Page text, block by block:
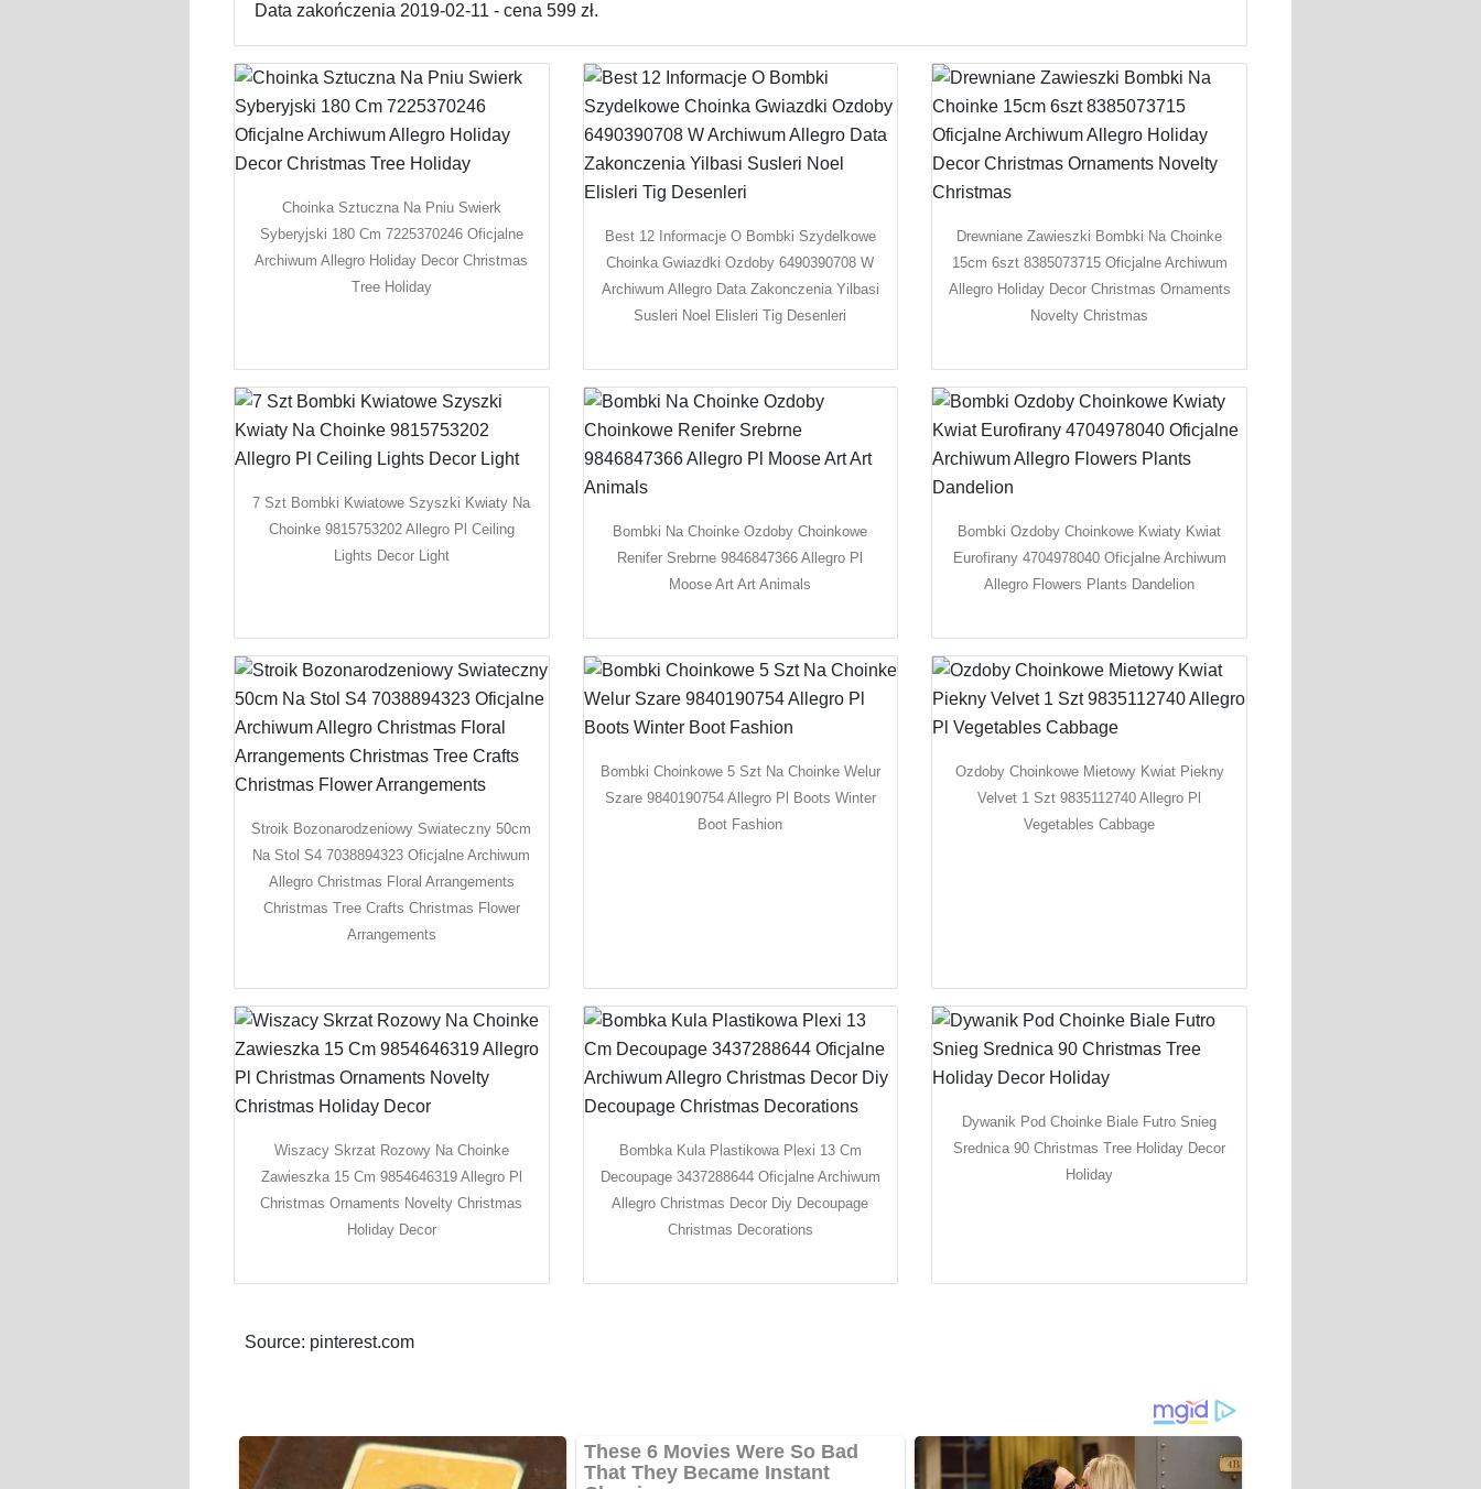
Data zakończenia 2019-02-11 - cena 599 zł.
Choinka Sztuczna Na Pniu Swierk
Syberyjski 180 Cm 7225370246 Oficjalne
Archiwum Allegro Holiday Decor Christmas
Tree Holiday
Best 12 Informacje O Bombki Szydelkowe
Choinka Gwiazdki Ozdoby 6490390708 W
Archiwum Allegro Data Zakonczenia Yilbasi
Susleri Noel Elisleri Tig Desenleri
Drewniane Zawieszki Bombki Na Choinke
15cm 6szt 8385073715 Oficjalne Archiwum
Allegro Holiday Decor Christmas Ornaments
Novelty Christmas
7 Szt Bombki Kwiatowe Szyszki Kwiaty Na
Choinke 9815753202 Allegro Pl Ceiling
Lights Decor Light
Bombki Na Choinke Ozdoby Choinkowe
Renifer Srebrne 9846847366 Allegro Pl
Moose Art Art Animals
Bombki Ozdoby Choinkowe Kwiaty Kwiat
Eurofirany 4704978040 Oficjalne Archiwum
Allegro Flowers Plants Dandelion
Stroik Bozonarodzeniowy Swiateczny 50cm
Na Stol S4 7038894323 Oficjalne Archiwum
Allegro Christmas Floral Arrangements
Christmas Tree Crafts Christmas Flower
Arrangements
Bombki Choinkowe 5 Szt Na Choinke Welur
Szare 9840190754 Allegro Pl Boots Winter
Boot Fashion
Ozdoby Choinkowe Mietowy Kwiat Piekny
Velvet 1 Szt 9835112740 Allegro Pl
Vegetables Cabbage
Wiszacy Skrzat Rozowy Na Choinke
Zawieszka 15 Cm 9854646319 Allegro Pl
Christmas Ornaments Novelty Christmas
Holiday Decor
Bombka Kula Plastikowa Plexi 13 Cm
Decoupage 3437288644 Oficjalne Archiwum
Allegro Christmas Decor Diy Decoupage
Christmas Decorations
Dywanik Pod Choinke Biale Futro Snieg
Srednica 90 Christmas Tree Holiday Decor
Holiday
Source: pinterest.com